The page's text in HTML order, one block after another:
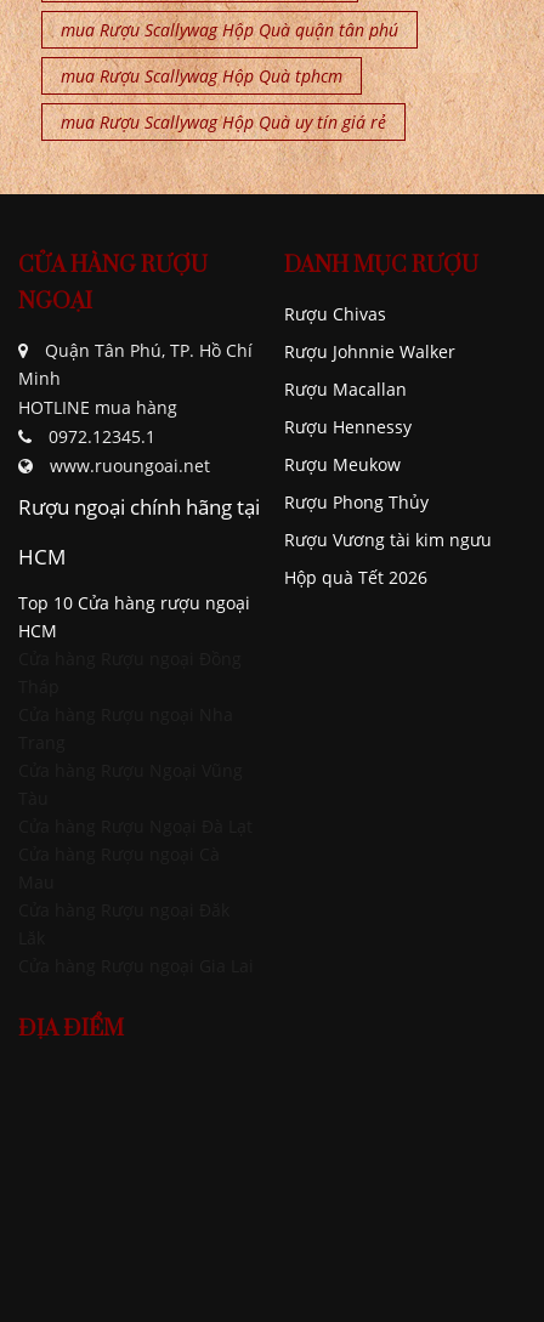
mua Rượu Scallywag Hộp Quà quận tân phú
mua Rượu Scallywag Hộp Quà tphcm
mua Rượu Scallywag Hộp Quà uy tín giá rẻ
CỬA HÀNG RƯỢU
NGOẠI
Quận Tân Phú, TP. Hồ Chí
Minh
HOTLINE mua hàng
0972.12345.1
www.ruoungoai.net
Rượu ngoại chính hãng tại
HCM
Top 10 Cửa hàng rượu ngoại
HCM
DANH MỤC RƯỢU
Rượu Chivas
Rượu Johnnie Walker
Rượu Macallan
Rượu Hennessy
Rượu Meukow
Rượu Phong Thủy
Rượu Vương tài kim ngưu
Hộp quà Tết 2026
ĐỊA ĐIỂM